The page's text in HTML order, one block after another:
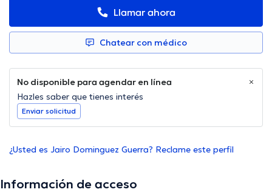
Llamar ahora
Chatear con médico
No disponible para agendar en línea
Hazles saber que tienes interés
Enviar solicitud
¿Usted es Jairo Dominguez Guerra? Reclame este perfil
Información de acceso